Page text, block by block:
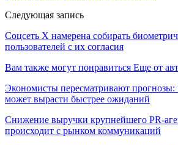
Следующая запись
Соцсеть X намерена собирать
пользователей с их согласия
Вам также могут понравиться Еще от
Экономисты пересматривают прогнозы:
может вырасти быстрее ожиданий
Снижение выручки крупнейшего PR-
происходит с рынком коммуникаций